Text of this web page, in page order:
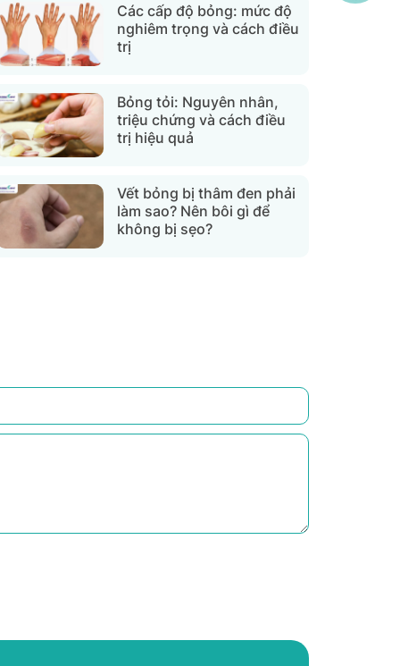
Các cấp độ bỏng: mức độ
nghiêm trọng và cách điều
trị
Bỏng tỏi: Nguyên nhân,
triệu chứng và cách điều
trị hiệu quả
Vết bỏng bị thâm đen phải
làm sao? Nên bôi gì để
không bị sẹo?